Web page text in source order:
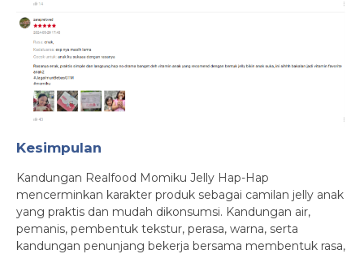
Kesimpulan
Kandungan Realfood Momiku Jelly Hap-Hap
mencerminkan karakter produk sebagai camilan jelly anak
yang praktis dan mudah dikonsumsi. Kandungan air,
pemanis, pembentuk tekstur, perasa, warna, serta
kandungan penunjang bekerja bersama membentuk rasa,